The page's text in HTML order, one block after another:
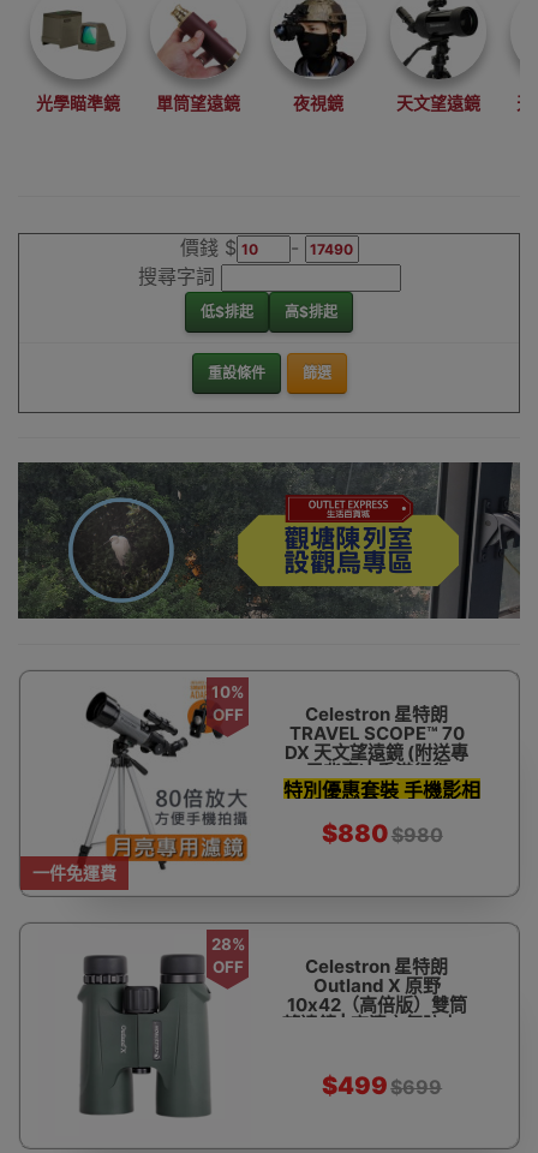
有Celestron星特
朗、BOSMA、
EYESKEY等。
香港觀塘特設窗
光學瞄準鏡 單筒望遠鏡 夜視鏡 天文望遠鏡 天
價錢 $
-
搜尋字詞
低$排起 高$排起
重設條件 篩選
一件免運費
10%
OFF
Celestron 星特朗
TRAVEL SCOPE™ 70
DX 天文望遠鏡 (附送專
用背囊)| 香港行貨
特別優惠套裝 手機影相
支架 濾鏡 天文軟件及
更多
$880$980
28%
OFF
Celestron 星特朗
Outland X 原野
10x42（高倍版）雙筒
望遠鏡 | 高清充氮防水 -
$499$699